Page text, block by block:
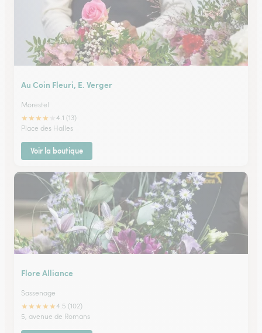
Au Coin Fleuri, E. Verger
Morestel
★★★★
4.1 (13)
Place des Halles
Voir la boutique
Flore Alliance
Sassenage
★★★★★4.5 (102)
5, avenue de Romans